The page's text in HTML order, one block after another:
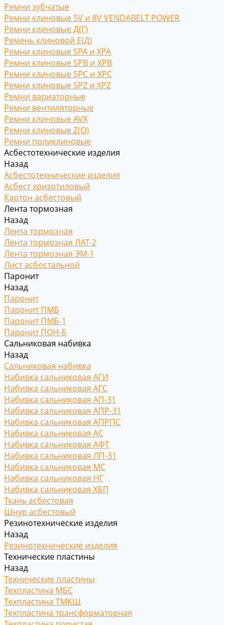
Ремни зубчатые
Ремни клиновые 5V и 8V VENDABELT POWER
Ремни клиновые Д(Г)
Ремень клиновой Е(Д)
Ремни клиновые SPA и XPA
Ремни клиновые SPB и XPB
Ремни клиновые SPC и XPC
Ремни клиновые SPZ и XPZ
Ремни вариаторные
Ремни вентиляторные
Ремни клиновые AVX
Ремни клиновые Z(O)
Ремни поликлиновые
Асбестотехнические изделия
Назад
Асбестотехнические изделия
Асбест хризотиловый
Картон асбестовый
Лента тормозная
Назад
Лента тормозная
Лента тормозная ЛАТ-2
Лента тормозная ЭМ-1
Лист асбостальной
Паронит
Назад
Паронит
Паронит ПМБ
Паронит ПМБ-1
Паронит ПОН-Б
Сальниковая набивка
Назад
Сальниковая набивка
Набивка сальниковая АГИ
Набивка сальниковая АГС
Набивка сальниковая АП-31
Набивка сальниковая АПР-31
Набивка сальниковая АПРПС
Набивка сальниковая АС
Набивка сальниковая АФТ
Набивка сальниковая ЛП-31
Набивка сальниковая МС
Набивка сальниковая НГ
Набивка сальниковая ХБП
Ткань асбестовая
Шнур асбестовый
Резинотехнические изделия
Назад
Резинотехнические изделия
Технические пластины
Назад
Технические пластины
Техпластина МБС
Техпластина ТМКЩ
Техпластина трансформаторная